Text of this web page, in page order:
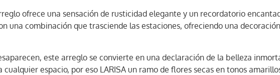
ofrece una sensación de rusticidad elegante y un recordatorio
una combinación que trasciende las estaciones, ofreciendo una
este arreglo se convierte en una declaración de la belleza
espacio, por eso LARISA un ramo de flores secas en tonos